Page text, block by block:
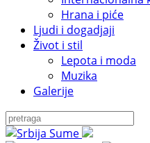
Hrana i piće
Ljudi i dogadjaji
Život i stil
Lepota i moda
Muzika
Galerije